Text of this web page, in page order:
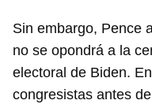
Sin embargo, Pence
no se opondrá a la
electoral de Biden.
congresistas antes